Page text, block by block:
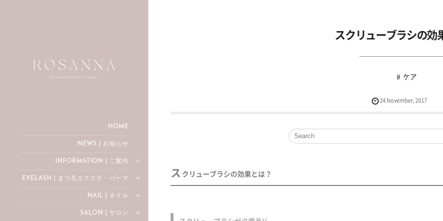
HOME
NEWS | お知らせ
INFORMATION | ご案内
EYELASH | まつ毛エクステ・パーマ
NAIL | ネイル
SALON | サロン
スクリューブラシの効
ケア
24November,2017
ス クリューブラシの効果とは？